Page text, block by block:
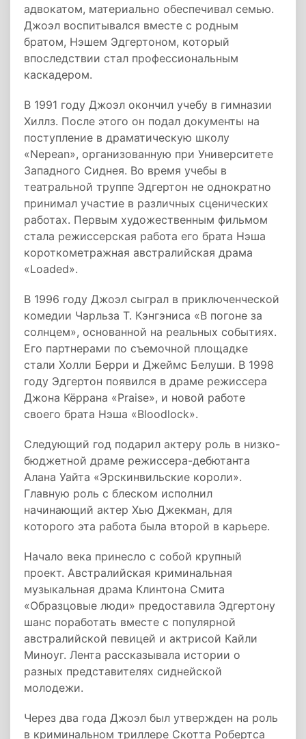
адвокатом, материально обеспечивал семью.
Джоэл воспитывался вместе с родным
братом, Нэшем Эдгертоном, который
впоследствии стал профессиональным
каскадером.
В 1991 году Джоэл окончил учебу в гимназии
Хиллз. После этого он подал документы на
поступление в драматическую школу
«Nepean», организованную при Университете
Западного Сиднея. Во время учебы в
театральной труппе Эдгертон не однократно
принимал участие в различных сценических
работах. Первым художественным фильмом
стала режиссерская работа его брата Нэша
короткометражная австралийская драма
«Loaded».
В 1996 году Джоэл сыграл в приключенческой
комедии Чарльза Т. Кэнгэниса «В погоне за
солнцем», основанной на реальных событиях.
Его партнерами по съемочной площадке
стали Холли Берри и Джеймс Белуши. В 1998
году Эдгертон появился в драме режиссера
Джона Кёррана «Praise», и новой работе
своего брата Нэша «Bloodlock».
Следующий год подарил актеру роль в низко-
бюджетной драме режиссера-дебютанта
Алана Уайта «Эрскинвильские короли».
Главную роль с блеском исполнил
начинающий актер Хью Джекман, для
которого эта работа была второй в карьере.
Начало века принесло с собой крупный
проект. Австралийская криминальная
музыкальная драма Клинтона Смита
«Образцовые люди» предоставила Эдгертону
шанс поработать вместе с популярной
австралийской певицей и актрисой Кайли
Миноуг. Лента рассказывала истории о
разных представителях сиднейской
молодежи.
Через два года Джоэл был утвержден на роль
в криминальном триллере Скотта Робертса